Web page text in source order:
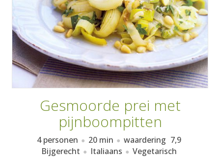
KOOKBOEKEN
Gesmoorde prei met
pijnboompitten
4 personen 20 min waardering 7,9
Bijgerecht
Italiaans Vegetarisch